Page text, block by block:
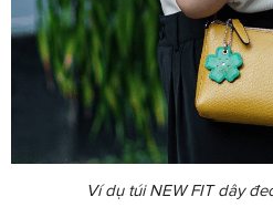
Ví dụ túi NEW FIT dây